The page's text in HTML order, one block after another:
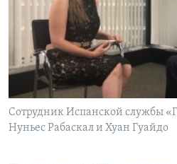
Learning English
СОЦИАЛЬНЫЕ СЕТИ
Языки
Сотрудник Испанской службы
Нуньес Рабаскал и Хуан Гуайдо